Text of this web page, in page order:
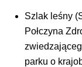
Szlak leśny
Połczyna
parku o